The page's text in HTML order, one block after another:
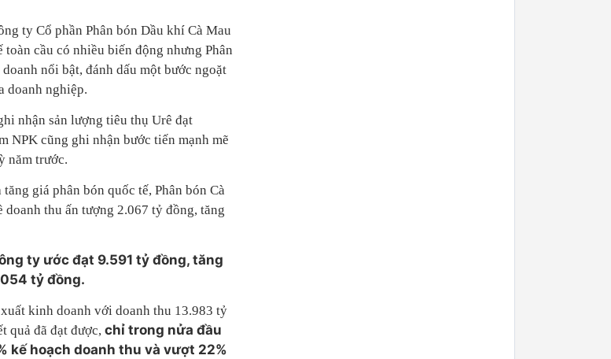
ty Cổ phần Phân bón Dầu khí Cà Mau
cầu có nhiều biến động nhưng Phân
nổi bật, đánh dấu một bước ngoặt
doanh nghiệp.
nhận sản lượng tiêu thụ Urê đạt
NPK cũng ghi nhận bước tiến mạnh mẽ
năm trước.
giá phân bón quốc tế, Phân bón Cà
thu ấn tượng 2.067 tỷ đồng, tăng
ty ước đạt 9.591 tỷ đồng, tăng
tỷ đồng.
kinh doanh với doanh thu 13.983 tỷ
quả đã đạt được, chỉ trong nửa đầu
kế hoạch doanh thu và vượt 22%